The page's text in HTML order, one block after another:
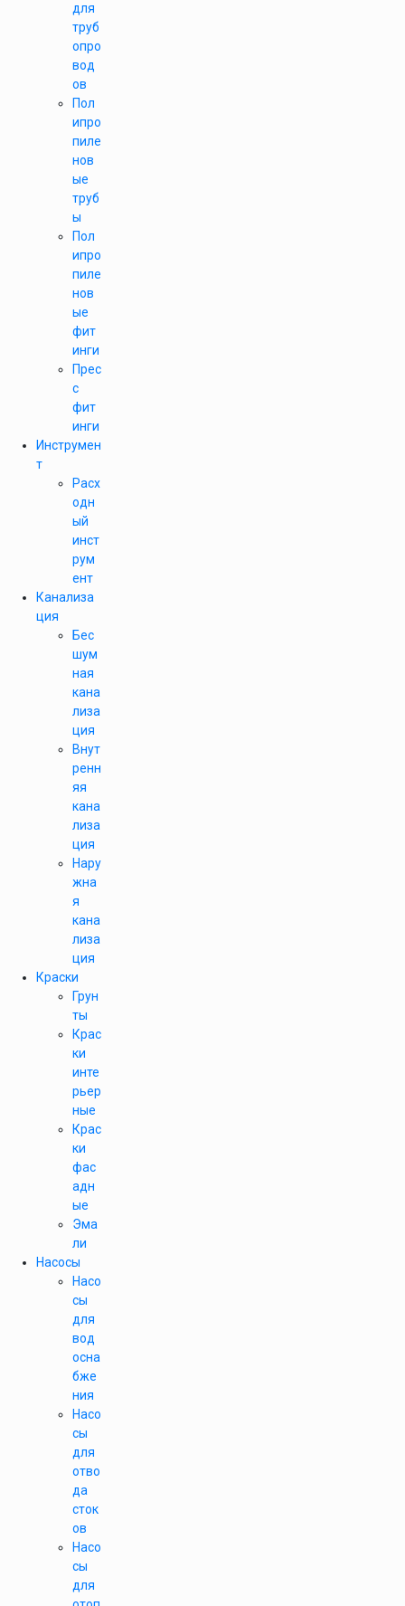
для
труб
опро
вод
ов
Пол
ипро
пиле
нов
ые
труб
ы
Пол
ипро
пиле
нов
ые
фит
инги
Прес
с
фит
инги
Инструмен
т
Расх
одн
ый
инст
рум
ент
Канализа
ция
Бес
шум
ная
кана
лиза
ция
Внут
ренн
яя
кана
лиза
ция
Нару
жна
я
кана
лиза
ция
Краски
Грун
ты
Крас
ки
инте
рьер
ные
Крас
ки
фас
адн
ые
Эма
ли
Насосы
Насо
сы
для
вод
осна
бже
ния
Насо
сы
для
отво
да
сток
ов
Насо
сы
для